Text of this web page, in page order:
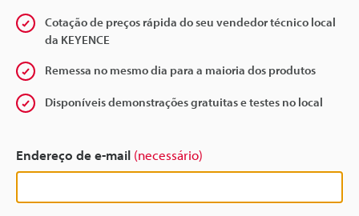
Cotação de preços rápida do seu vendedor técnico local
da KEYENCE
Remessa no mesmo dia para a maioria dos produtos
Disponíveis demonstrações gratuitas e testes no local
Endereço de e-mail (necessário)